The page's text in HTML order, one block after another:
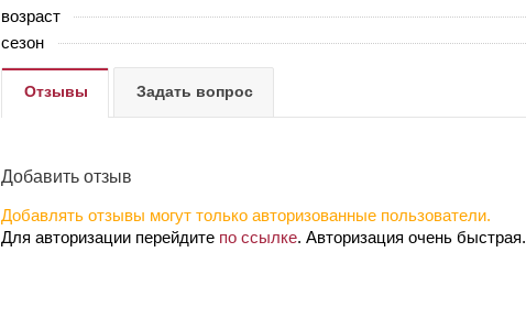
возраст
сезон
Отзывы Задать вопрос
Добавить отзыв
Добавлять отзывы могут только авторизованные пользователи.
Для авторизации перейдите по ссылке. Авторизация очень быстрая.